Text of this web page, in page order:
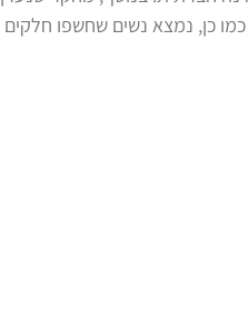
תשומת לב. כמו כן, נמצא נשים שחשפו חלקים